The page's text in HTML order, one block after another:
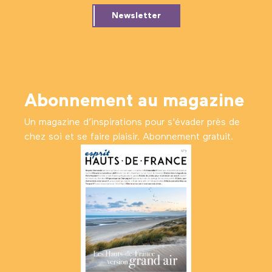
Newsletter
Abonnement au magazine
Un magazine d’inspirations pour s'évader près de
chez soi et se faire plaisir. Abonnement gratuit.